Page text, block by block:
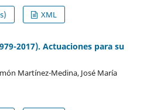
XML
2017). Actuaciones para su
Martínez-Medina, José María